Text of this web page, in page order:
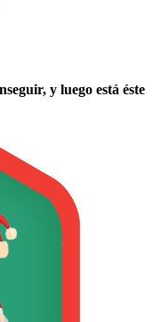
y luego está éste